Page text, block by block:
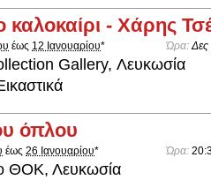
καλοκαίρι - Χάρης
έως 12 Ιανουαρίου* Ώρα:Δες
Gallery, Λευκωσία
όπλου
έως 26 Ιανουαρίου* Ώρα:
ΘΟΚ, Λευκωσία